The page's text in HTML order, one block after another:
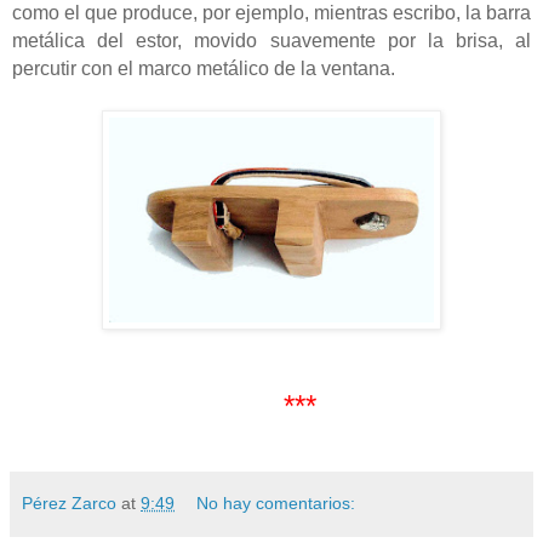
como el que produce, por ejemplo, mientras escribo, la barra
metálica del estor, movido suavemente por la brisa, al
percutir con el marco metálico de la ventana.
***
Pérez Zarco at 9:49 No hay comentarios: